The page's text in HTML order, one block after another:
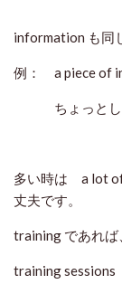
information も同
例： a piece
ちょっとし
多い時は a lot
丈夫です。
training であれば
training sessions